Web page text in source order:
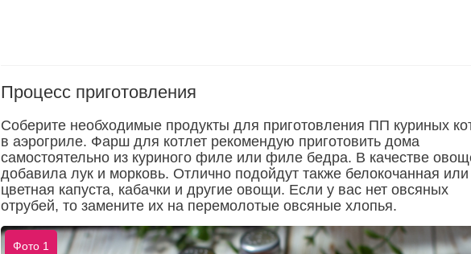
Процесс приготовления
Соберите необходимые продукты для приготовления ПП куриных
в аэрогриле. Фарш для котлет рекомендую приготовить дома
самостоятельно из куриного филе или филе бедра. В качестве
добавила лук и морковь. Отлично подойдут также белокочанная или
цветная капуста, кабачки и другие овощи. Если у вас нет овсяных
отрубей, то замените их на перемолотые овсяные хлопья.
Фото 1